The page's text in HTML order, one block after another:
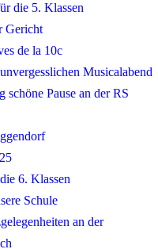
die 5. Klassen
Gericht
de la 10c
Musicalabend
schöne Pause an der RS
6. Klassen
Schule
an der